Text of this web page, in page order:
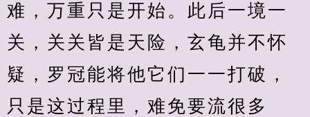
难，万重只是开始。此后一境一
关，关关皆是天险，玄龟并不怀
疑，罗冠能将他它们一一打破，
只是这过程里，难免要流很多